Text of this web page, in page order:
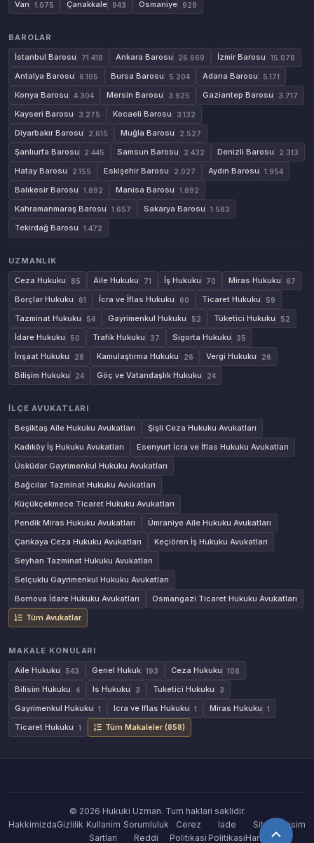
Van 1.075 Çanakkale 943 Osmaniye 929
BAROLAR
İstanbul Barosu
71.418 Ankara Barosu 26.669 İzmir Barosu 15.078
Antalya Barosu 6.105 Bursa Barosu 5.204 Adana Barosu 5.171
Konya Barosu 4.304 Mersin Barosu 3.925 Gaziantep Barosu 3.717
Kayseri Barosu 3.275 Kocaeli Barosu 3.132
Diyarbakır Barosu 2.615 Muğla Barosu 2.527
Şanlıurfa Barosu 2.445 Samsun Barosu 2.432 Denizli Barosu 2.313
Hatay Barosu 2.155 Eskişehir Barosu 2.027 Aydın Barosu 1.954
Balıkesir Barosu 1.892 Manisa Barosu 1.892
Kahramanmaraş Barosu 1.657 Sakarya Barosu 1.583
Tekirdağ Barosu 1.472
UZMANLIK
Ceza Hukuku
85 Aile Hukuku 71 İş Hukuku 70 Miras Hukuku 67
Borçlar Hukuku 61 İcra ve İflas Hukuku 60 Ticaret Hukuku 59
Tazminat Hukuku 54 Gayrimenkul Hukuku 52 Tüketici Hukuku 52
İdare Hukuku 50 Trafik Hukuku 37 Sigorta Hukuku 35
İnşaat Hukuku 28 Kamulaştırma Hukuku 26 Vergi Hukuku 26
Bilişim Hukuku 24 Göç ve Vatandaşlık Hukuku 24
İLÇE AVUKATLARI
Beşiktaş Aile Hukuku Avukatları
Şişli Ceza Hukuku Avukatları
Kadıköy İş Hukuku Avukatları
Esenyurt İcra ve İflas Hukuku Avukatları
Üsküdar Gayrimenkul Hukuku Avukatları
Bağcılar Tazminat Hukuku Avukatları
Küçükçekmece Ticaret Hukuku Avukatları
Pendik Miras Hukuku Avukatları
Ümraniye Aile Hukuku Avukatları
Çankaya Ceza Hukuku Avukatları
Keçiören İş Hukuku Avukatları
Seyhan Tazminat Hukuku Avukatları
Selçuklu Gayrimenkul Hukuku Avukatları
Bornova İdare Hukuku Avukatları
Osmangazi Ticaret Hukuku Avukatları
Tüm Avukatlar
MAKALE KONULARI
Aile Hukuku
543 Genel Hukuk 193 Ceza Hukuku 108
Bilisim Hukuku 4 Is Hukuku 3 Tuketici Hukuku 3
Gayrimenkul Hukuku 1 Icra ve Iflas Hukuku 1 Miras Hukuku 1
Ticaret Hukuku 1 Tüm Makaleler (858)
© 2026 Hukuki Uzman. Tum haklari saklidir.
HakkimizdaGizlilik Kullanim
Sartlari
Sorumluluk
Reddi
Cerez
Politikasi
Iade
Politikasi
Site
Haritasi
Iletisim